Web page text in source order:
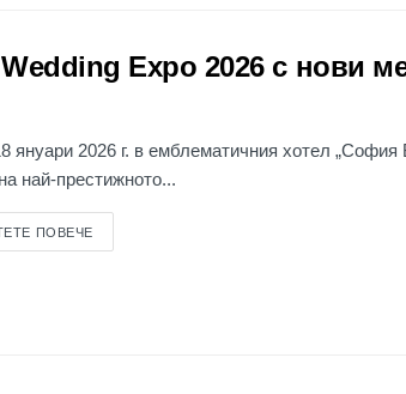
Expo 2026 с нови
януари 2026 г. в емблематичния хотел
най-престижното...
ПОВЕЧЕ